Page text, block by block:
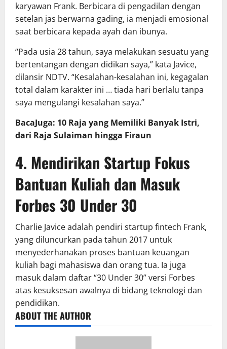
karyawan Frank. Berbicara di pengadilan dengan
setelan jas berwarna gading, ia menjadi emosional
saat berbicara kepada ayah dan ibunya.
“Pada usia 28 tahun, saya melakukan sesuatu yang
bertentangan dengan didikan saya,” kata Javice,
dilansir NDTV. “Kesalahan-kesalahan ini, kegagalan
total dalam karakter ini … tiada hari berlalu tanpa
saya mengulangi kesalahan saya.”
BacaJuga: 10 Raja yang Memiliki Banyak Istri,
dari Raja Sulaiman hingga Firaun
4. Mendirikan Startup Fokus
Bantuan Kuliah dan Masuk
Forbes 30 Under 30
Charlie Javice adalah pendiri startup fintech Frank,
yang diluncurkan pada tahun 2017 untuk
menyederhanakan proses bantuan keuangan
kuliah bagi mahasiswa dan orang tua. Ia juga
masuk dalam daftar “30 Under 30” versi Forbes
atas kesuksesan awalnya di bidang teknologi dan
pendidikan.
ABOUT THE AUTHOR